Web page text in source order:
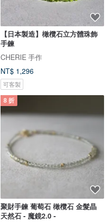
【日本製造】橄欖石立方體珠飾
手鍊
CHERIE 手作
NT$ 1,296
可客製
8 折
聚財手鍊 葡萄石 橄欖石 金髮晶
天然石 - 魔鏡2.0 -